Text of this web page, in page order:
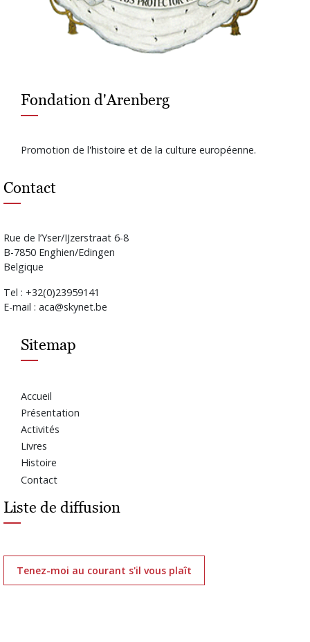
Fondation d'Arenberg
Promotion de l'histoire et de la culture européenne.
Contact
Rue de l’Yser/IJzerstraat 6-8
B-7850 Enghien/Edingen
Belgique
Tel : +32(0)23959141
E-mail : aca@skynet.be
Sitemap
Accueil
Présentation
Activités
Livres
Histoire
Contact
Liste de diffusion
Tenez-moi au courant s'il vous plaît